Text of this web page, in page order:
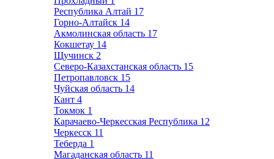
Республика Алтай 17
Горно-Алтайск 14
Акмолинская область 17
Кокшетау 14
Щучинск 2
Северо-Казахстанская область 15
Петропавловск 15
Чуйская область 14
Кант 4
Токмок 1
Карачаево-Черкесская Республика 12
Черкесск 11
Теберда 1
Магаданская область 11